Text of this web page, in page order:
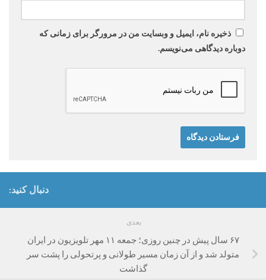
ذخیره نام، ایمیل و وبسایت من در مرورگر برای زمانی که
دوباره دیدگاهی می‌نویسم.
دنبال کنید:
بعدی
۶۷ سال پیش در چنین روزی؛ جمعه ۱۱ مهر تلویزیون در ایران
متولد شد و از آن زمان مسیر طولانی و پرتحولی را پشت سر
گذاشت